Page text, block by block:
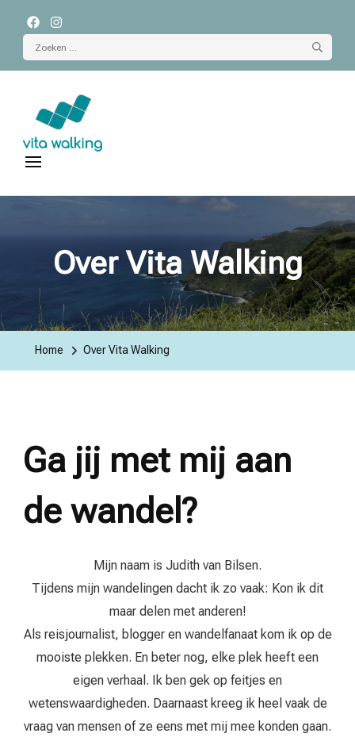
Zoeken
naar:
Vita Walking
wandelreizen
Over Vita Walking
Home Over Vita Walking
Ga jij met mij aan
de wandel?
Mijn naam is Judith van Bilsen.
Tijdens mijn wandelingen dacht ik zo vaak: Kon ik dit
maar delen met anderen!
Als reisjournalist, blogger en wandelfanaat kom ik op de
mooiste plekken. En beter nog, elke plek heeft een
eigen verhaal. Ik ben gek op feitjes en
wetenswaardigheden. Daarnaast kreeg ik heel vaak de
vraag van mensen of ze eens met mij mee konden gaan.